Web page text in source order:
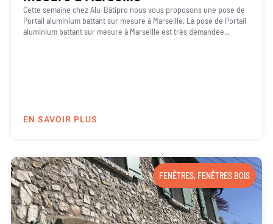
Cette semaine chez Alu-Bâtipro nous vous proposons une pose de
Portail aluminium battant sur mesure à Marseille. La pose de Portail
aluminium battant sur mesure à Marseille est très demandée...
EN SAVOIR PLUS
FENÊTRES, FENÊTRES BOIS